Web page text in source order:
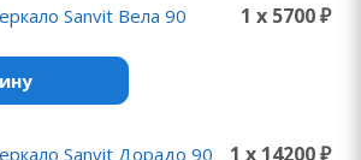
Sanvit Вела 90 1 x 5700 ₽
Sanvit Дорадо 90 1 x 14200 ₽